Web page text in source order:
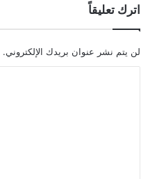
اترك تعليقاً
لن يتم نشر عنوان بريدك الإلكتروني.